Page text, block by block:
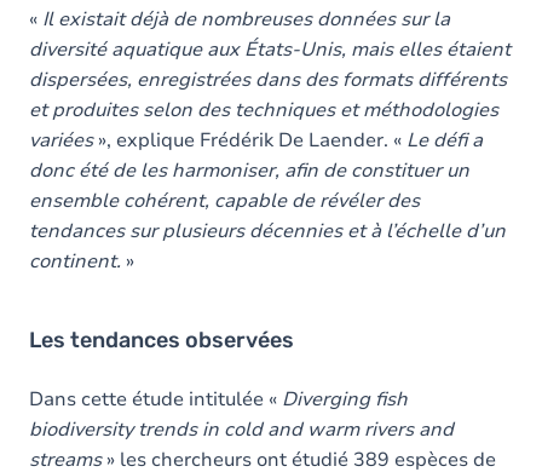
« Il existait déjà de nombreuses données sur la
diversité aquatique aux États-Unis, mais elles étaient
dispersées, enregistrées dans des formats différents
et produites selon des techniques et méthodologies
variées», explique Frédérik De Laender. « Le défi a
donc été de les harmoniser, afin de constituer un
ensemble cohérent, capable de révéler des
tendances sur plusieurs décennies et à l’échelle d’un
continent. »
Les tendances observées
Dans cette étude intitulée « Diverging fish
biodiversity trends in cold and warm rivers and
streams» les chercheurs ont étudié 389 espèces de